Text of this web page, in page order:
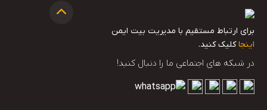
برای ارتباط مستقیم با مدیریت بیت ایمن
اینجاکلیک کنید.
در شبکه های اجتماعی ما را دنبال کنید!